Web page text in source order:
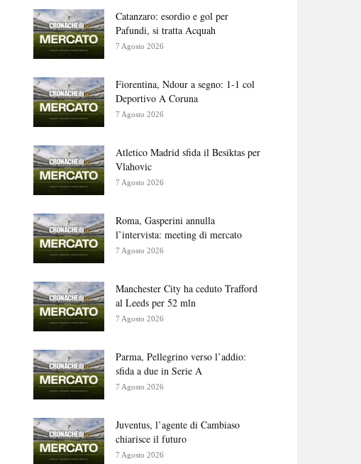
Catanzaro: esordio e gol per
Pafundi, si tratta Acquah
7 Agosto 2026
Fiorentina, Ndour a segno: 1-1 col
Deportivo A Coruna
7 Agosto 2026
Atletico Madrid sfida il Besiktas per
Vlahovic
7 Agosto 2026
Roma, Gasperini annulla
l’intervista: meeting di mercato
7 Agosto 2026
Manchester City ha ceduto Trafford
al Leeds per 52 mln
7 Agosto 2026
Parma, Pellegrino verso l’addio:
sfida a due in Serie A
7 Agosto 2026
Juventus, l’agente di Cambiaso
chiarisce il futuro
7 Agosto 2026